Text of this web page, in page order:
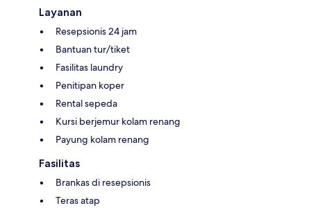
Layanan
Resepsionis 24 jam
Bantuan tur/tiket
Fasilitas laundry
Penitipan koper
Rental sepeda
Kursi berjemur kolam renang
Payung kolam renang
Fasilitas
Brankas di resepsionis
Teras atap